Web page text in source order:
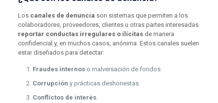
Los canales de denuncia son sistemas que permiten a los
colaboradores, proveedores, clientes u otras partes interesadas
reportar conductas irregulares o ilícitasde manera
confidencial y, en muchos casos, anónima. Estos canales suelen
estar diseñados para detectar:
Fraudes internoso malversación de fondos.
Corrupción y prácticas deshonestas.
Conflictos de interés.